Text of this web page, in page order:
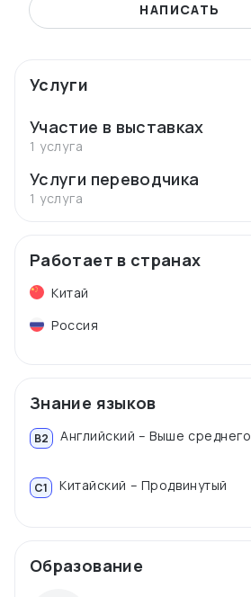
НАПИСАТЬ
Услуги
Участие в выставках
1 услуга
Услуги переводчика
1 услуга
Работает в странах
Китай
Россия
Знание языков
B2 Английский – Выше среднего
C1 Китайский – Продвинутый
Образование